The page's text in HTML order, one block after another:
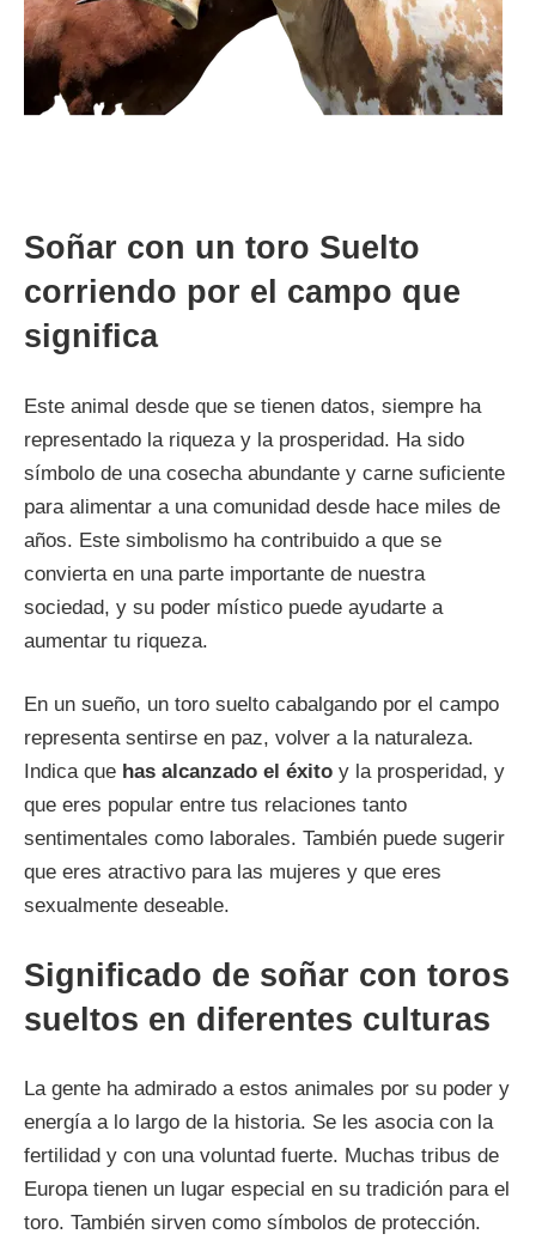
Soñar con un toro Suelto
corriendo por el campo que
significa
Este animal desde que se tienen datos, siempre ha
representado la riqueza y la prosperidad. Ha sido
símbolo de una cosecha abundante y carne suficiente
para alimentar a una comunidad desde hace miles de
años. Este simbolismo ha contribuido a que se
convierta en una parte importante de nuestra
sociedad, y su poder místico puede ayudarte a
aumentar tu riqueza.
En un sueño, un toro suelto cabalgando por el campo
representa sentirse en paz, volver a la naturaleza.
Indica que has alcanzado el éxito y la prosperidad, y
que eres popular entre tus relaciones tanto
sentimentales como laborales. También puede sugerir
que eres atractivo para las mujeres y que eres
sexualmente deseable.
Significado de soñar con toros
sueltos en diferentes culturas
La gente ha admirado a estos animales por su poder y
energía a lo largo de la historia. Se les asocia con la
fertilidad y con una voluntad fuerte. Muchas tribus de
Europa tienen un lugar especial en su tradición para el
toro. También sirven como símbolos de protección.